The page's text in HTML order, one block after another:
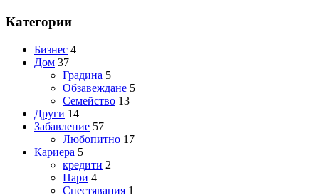
Категории
Бизнес 4
Дом 37
Градина 5
Обзавеждане 5
Семейство 13
Други 14
Забавление 57
Любопитно 17
Кариера 5
кредити 2
Пари 4
Спестявания 1